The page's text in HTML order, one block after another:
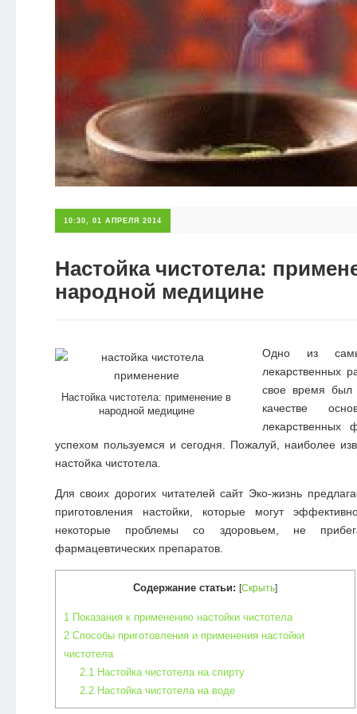
10:30, 01 АПРЕЛЯ 2014
Настойка чистотела:
народной медицине
Настойка чистотела: применение в
народной медицине
Одно из
лекарственных
свое время был
качестве
успехом пользуемся и сегодня. Пожалуй, наиболее
настойка чистотела.
Для своих дорогих читателей сайт Эко-жизнь
приготовления настойки, которые могут
некоторые проблемы со здоровьем, не
фармацевтических препаратов.
Содержание статьи: [Скрыть]
1 Показания к применению настойки чистотела
2Способы приготовления и применения настойки
чистотела
2.1 Настойка чистотела на спирту
2.2Настойка чистотела на воде